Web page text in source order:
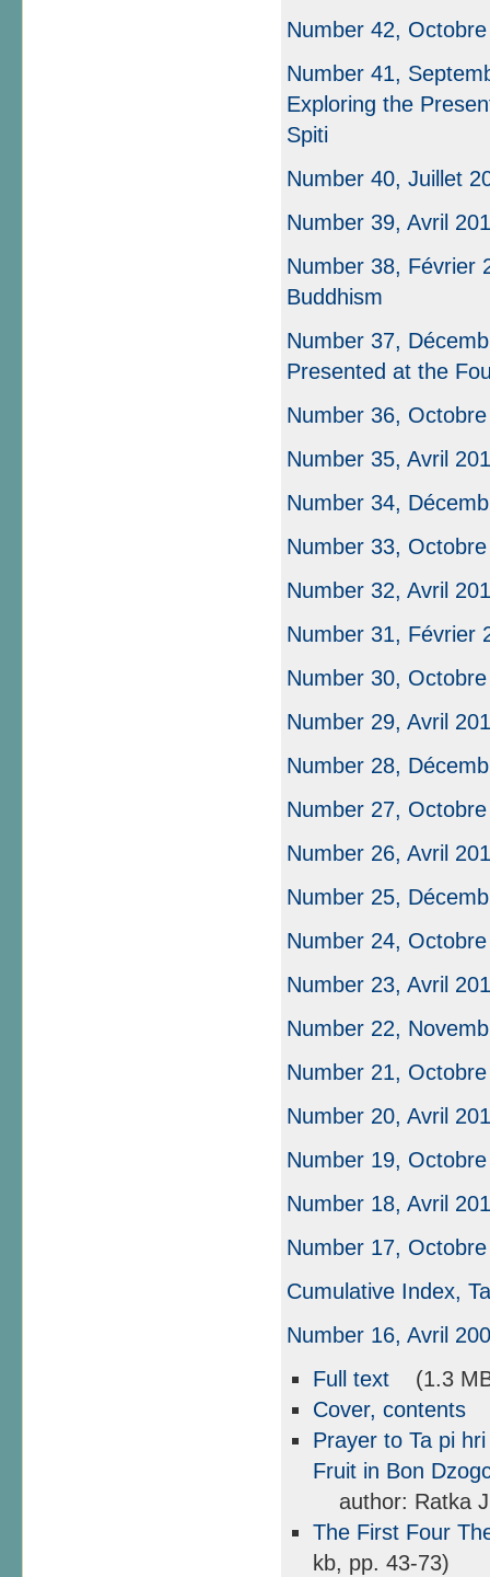
Number 42,
Number 41,
Exploring the
Spiti
Number 40, Juillet
Number 39, Avril
Number 38, Février
Buddhism
Number 37,
Presented at the
Number 36,
Number 35, Avril
Number 34,
Number 33,
Number 32, Avril
Number 31, Février
Number 30,
Number 29, Avril
Number 28,
Number 27,
Number 26, Avril
Number 25,
Number 24,
Number 23, Avril
Number 22,
Number 21, Octobre
Number 20, Avril
Number 19,
Number 18, Avril
Number 17,
Cumulative Index,
Number 16, Avril
Full text
(1.3
Cover, contents
Prayer to Ta pi
Fruit in Bon
author: Ratka
The First Four
kb, pp. 43-73)